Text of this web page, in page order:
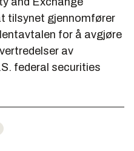
tilsynet gjennomfører
for å avgjøre
av
federal securities